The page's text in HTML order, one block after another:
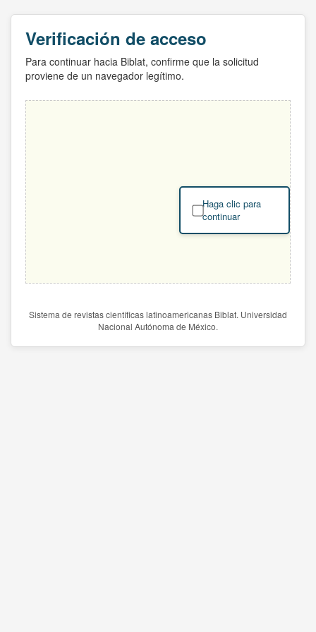
Verificación de acceso
Para continuar hacia Biblat, confirme que la solicitud
proviene de un navegador legítimo.
Haga clic para
continuar
Sistema de revistas científicas latinoamericanas Biblat. Universidad
Nacional Autónoma de México.